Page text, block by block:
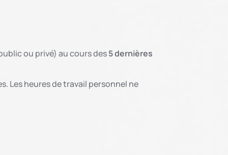
ou privé) au cours des5 dernières
Les heures de travail personnel ne